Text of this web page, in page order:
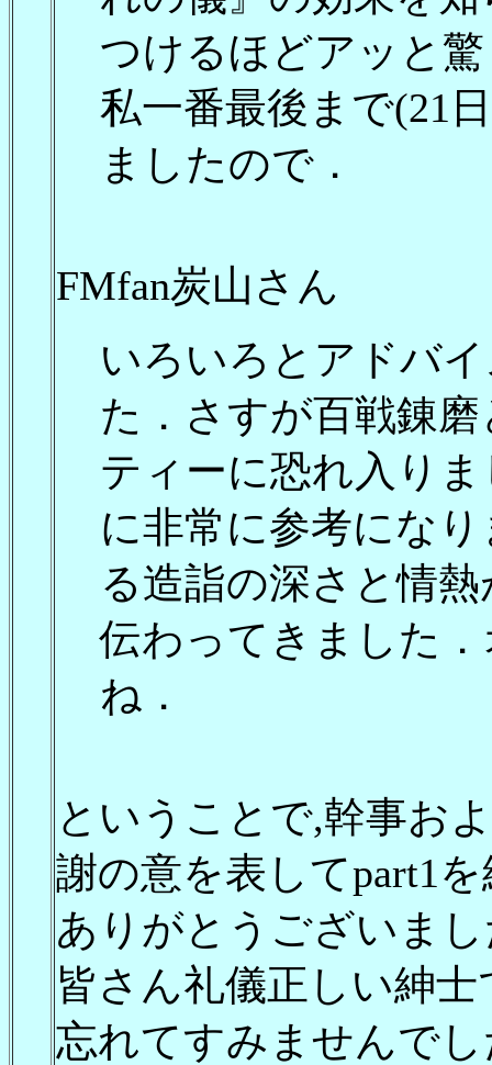
つけるほどアッと
私一番最後まで(21
ましたので．
FMfan炭山さん
いろいろとアドバ
た．さすが百戦錬
ティーに恐れ入り
に非常に参考にな
る造詣の深さと情
伝わってきました
ね．
ということで,幹事お
謝の意を表してpart1
ありがとうございま
皆さん礼儀正しい紳
忘れてすみませんで